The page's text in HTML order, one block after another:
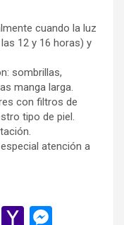
cuando la luz
12 y 16 horas) y
sombrillas,
manga larga.
con filtros de
tipo de piel.
atención a
G
Y